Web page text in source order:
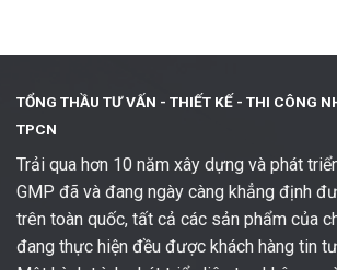
TỔNG THẦU TƯ VẤN - THIẾT KẾ - THI CÔNG
TPCN
Trải qua hơn 10 năm xây dựng và phát
GMP đã và đang ngày càng khẳng định
trên toàn quốc, tất cả các sản phẩm của
đang thực hiện đều được khách hàng tin